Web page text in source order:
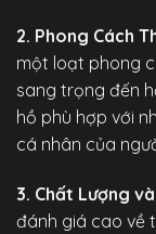
2. Phong Cách
một loạt phong
sang trọng đến
hồ phù hợp với
cá nhân của
3. Chất Lượng
đánh giá cao về